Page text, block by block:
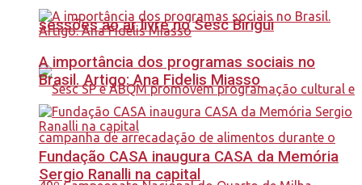
sessões ao ar livre no Sesc Birigui
A importância dos programas sociais no
Brasil. Artigo: Ana Fidelis Miasso
Fundação CASA inaugura CASA da Memória
Sergio Ranalli na capital